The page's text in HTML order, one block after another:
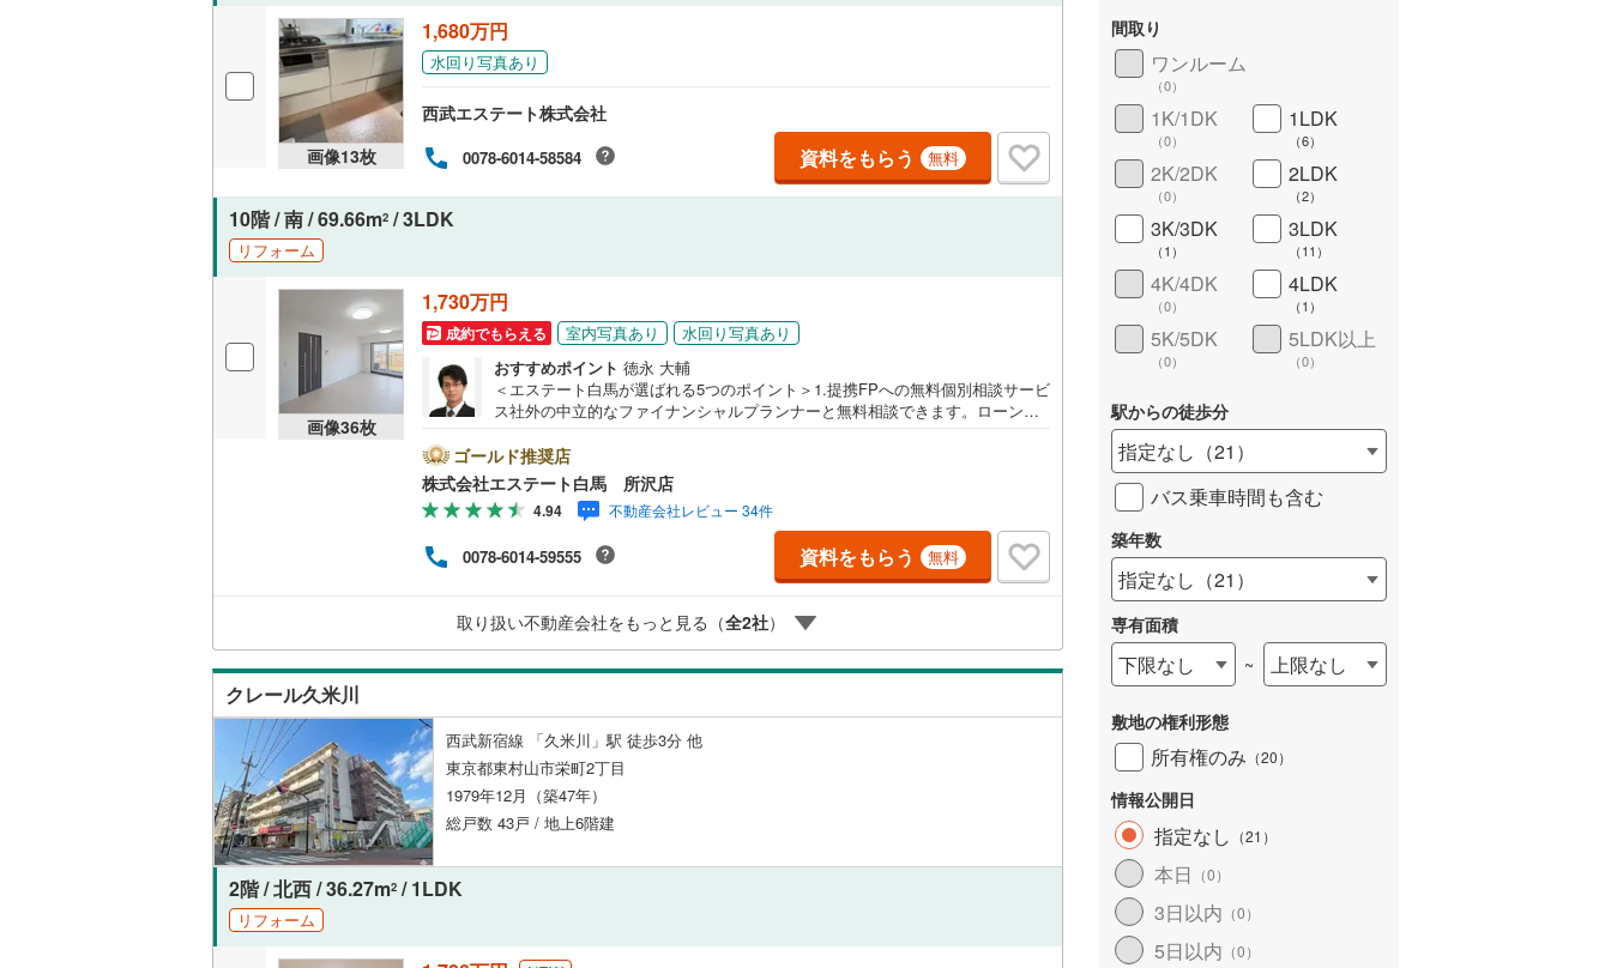
画像13枚
1,680万円
水回り写真あり
西武エステート株式会社
0078-6014-58584 資料をもらう 無料
10階 / 南 / 69.66m2 / 3LDK
リフォーム
画像36枚
1,730万円
成約でもらえる 室内写真あり
水回り写真あり
おすすめポイント 徳永 大輔
＜エステート白馬が選ばれる5つのポイント＞1.提携FPへの無料個別相談サービ
ス社外の中立的なファイナンシャルプランナーと無料相談できます。ローン返
報が豊富所沢市を中心にたくさんの情報をご用意しております。インターネッ
ト広告前の物件も多数取り揃えております。お客様のご希望エリアをお申し付
けください。3.自社グループでリフォーム、新築請負所沢店の3階はリフォー
ム、注文建築部門の相談スペースです。一級建築士をはじめとした専門スタッ
フがおりますのでご見学とあわせて、リフォームや注文建築についてご相談頂
けます4.年中無休（年末年始除く）で営業しております営業時間 9:30～19:00
この時間はお電話でのお問合わせがスムーズです5.お子様連れでおこしくだ
用意しております。ご見学ご希望の方は、右上の“室内・現地を見学する（無
料）をボタンからご予約ください。
ゴールド推奨店
株式会社エステート白馬 所沢店
4.94 不動産会社レビュー 34件
0078-6014-59555 資料をもらう 無料
取り扱い不動産会社をもっと見る（全2社）
クレール久米川
西武新宿線 「久米川」駅 徒歩3分 他
東京都東村山市栄町2丁目
1979年12月（築47年）
総戸数 43戸 / 地上6階建
2階 / 北西 / 36.27m2 / 1LDK
リフォーム
間取り
ワンルーム
（0）
1K/1DK
（0）
1LDK
（6）
2K/2DK
（0）
2LDK
（2）
3K/3DK
（1 ）
3LDK
（11 ）
4K/4DK
（0）
4LDK
（1 ）
5K/5DK
（0）
5LDK以上
（0）
駅からの徒歩分
指定なし （21 ）
バス乗車時間も含む
築年数
指定なし （21 ）
専有面積
下限なし ~ 上限なし
敷地の権利形態
所有権のみ （20）
情報公開日
指定なし （21 ）
本日 （0）
3日以内 （0）
5日以内 （0）
バルコニー、庭
ワイドバルコニー
収納
ウォークインクローゼット
（
販売、価格、契約、入居関連など
即入居可能（4）
オンライン対応
オンライン対応とは？ 詳しく見る